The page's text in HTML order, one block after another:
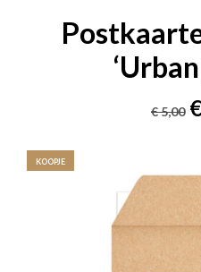
€5,00
KOOPJE